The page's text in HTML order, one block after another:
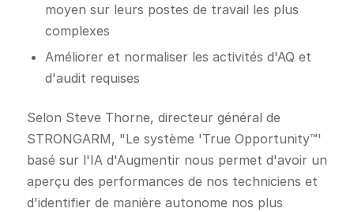
moyen sur leurs postes de travail les plus
complexes
Améliorer et normaliser les activités d'AQ et
d'audit requises
Selon Steve Thorne, directeur général de
STRONGARM, "Le système 'True Opportunity™'
basé sur l'IA d'Augmentir nous permet d'avoir un
aperçu des performances de nos techniciens et
d'identifier de manière autonome nos plus